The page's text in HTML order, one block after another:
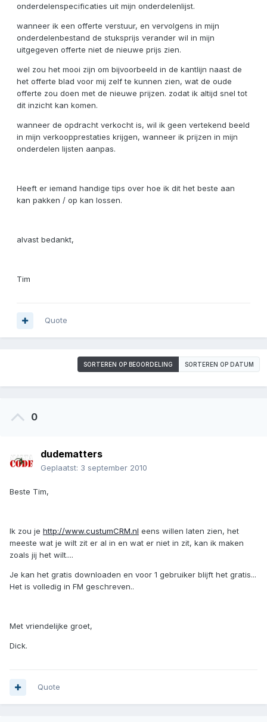
onderdelenspecificaties uit mijn onderdelenlijst.
wanneer ik een offerte verstuur, en vervolgens in mijn
onderdelenbestand de stuksprijs verander wil in mijn
uitgegeven offerte niet de nieuwe prijs zien.
wel zou het mooi zijn om bijvoorbeeld in de kantlijn naast de
het offerte blad voor mij zelf te kunnen zien, wat de oude
offerte zou doen met de nieuwe prijzen. zodat ik altijd snel tot
dit inzicht kan komen.
wanneer de opdracht verkocht is, wil ik geen vertekend beeld
in mijn verkoopprestaties krijgen, wanneer ik prijzen in mijn
onderdelen lijsten aanpas.
Heeft er iemand handige tips over hoe ik dit het beste aan
kan pakken / op kan lossen.
alvast bedankt,
Tim
Quote
SORTEREN OP BEOORDELING SORTEREN OP DATUM
0
dudematters
Geplaatst: 3 september 2010
Beste Tim,
Ik zou je http://www.custumCRM.nl eens willen laten zien, het
meeste wat je wilt zit er al in en wat er niet in zit, kan ik maken
zoals jij het wilt....
Je kan het gratis downloaden en voor 1 gebruiker blijft het gratis...
Het is volledig in FM geschreven..
Met vriendelijke groet,
Dick.
Quote